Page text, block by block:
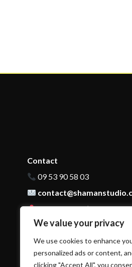
We value your privacy
We use cookies to enhance
personalized ads or content,
clicking "Accept All", you
Contact
09 53 90 58 03
140 Cours de l’Yser